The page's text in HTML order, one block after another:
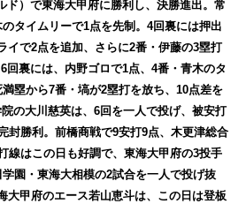
ド）で東海大甲府に勝利し、決勝進出。常
タイムリーで1点を先制。4回裏には押出
イで2点を追加、さらに2番・伊藤の3塁打
回裏には、内野ゴロで1点、4番・青木のタ
塁から7番・塙が2塁打を放ち、10点差を
の大川慈英は、6回を一人で投げ、被安打
封勝利。前橋商戦で9安打9点、木更津総合
線はこの日も好調で、東海大甲府の3投手
園・東海大相模の2試合を一人で投げ抜
大甲府のエース若山恵斗は、この日は登板